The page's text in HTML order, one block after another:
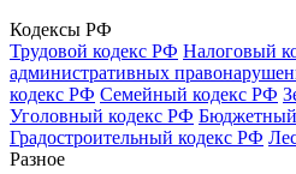
Кодексы РФ
Трудовой кодекс РФ Налоговый
административных
кодекс РФ Семейный кодекс РФ
Уголовный кодекс РФ
Градостроительный кодекс РФ
Разное